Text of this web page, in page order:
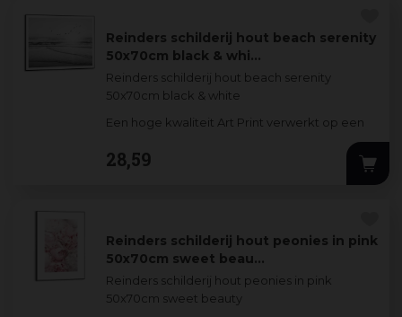
Reinders schilderij hout beach serenity
50x70cm black & whi…
Reinders schilderij hout beach serenity
50x70cm black & white
Een hoge kwaliteit Art Print verwerkt op een
3mm dik MDF-bord. De stijlvolle prints worden
omlijst d
28,59
Reinders schilderij hout peonies in pink
50x70cm sweet beau…
Reinders schilderij hout peonies in pink
50x70cm sweet beauty